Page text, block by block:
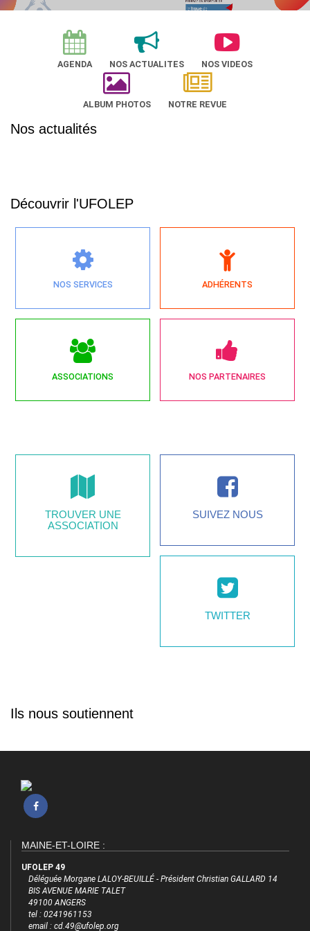
AGENDA NOS ACTUALITES NOS VIDEOS
ALBUM PHOTOS NOTRE REVUE
Nos actualités
Découvrir l'UFOLEP
NOS SERVICES ADHÉRENTS
ASSOCIATIONS NOS PARTENAIRES
TROUVER UNE
ASSOCIATION
SUIVEZ NOUS
TWITTER
Ils nous soutiennent
MAINE-ET-LOIRE :
UFOLEP 49
Déléguée Morgane LALOY-BEUILLÉ - Président Christian GALLARD 14
BIS AVENUE MARIE TALET
49100 ANGERS
tel : 0241961153
email : cd.49@ufolep.org